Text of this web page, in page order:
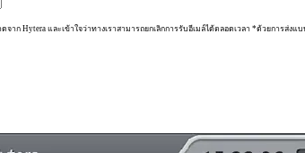
จาก Hytera และเข้าใจว่าทางเราสามารถยกเลิกการรับอีเมล์ได้ตลอดเวลา *ด้วยการส่ง